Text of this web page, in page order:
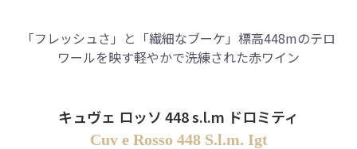
「フレッシュさ」と「繊細なブーケ」標高448mのテロ
ワールを映す軽やかで洗練された赤ワイン
キュヴェ ロッソ 448 s.l.m ドロミティ
Cuv e Rosso 448 S.l.m. Igt